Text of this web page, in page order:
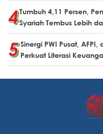
Tumbuh 4,11 Persen,
Syariah Tembus Lebih
Sinergi PWI Pusat,
Perkuat Literasi